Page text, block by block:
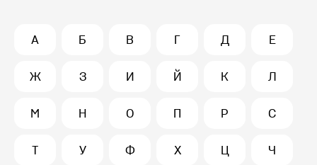
А Б В Г Д Е
Ж З И Й К Л
М Н О П Р С
Т У Ф Х Ц Ч